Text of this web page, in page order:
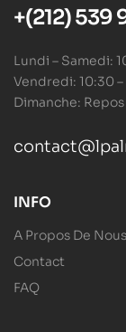
+(212) 539
Lundi – Samedi:
Vendredi: 10:30 –
Dimanche: Repos
INFO
A Propos De Nous
Contact
FAQ